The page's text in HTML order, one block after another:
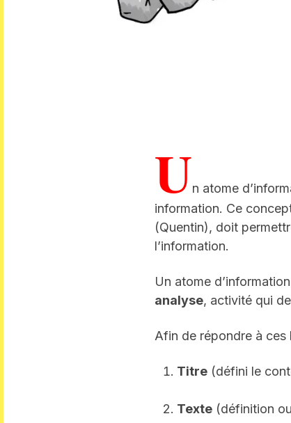
Un atome
information. Ce
(Quentin), doit
l’information.
Un atome
analyse, activité qui
Afin de répondre à ces
Titre(défini le
Texte(définition